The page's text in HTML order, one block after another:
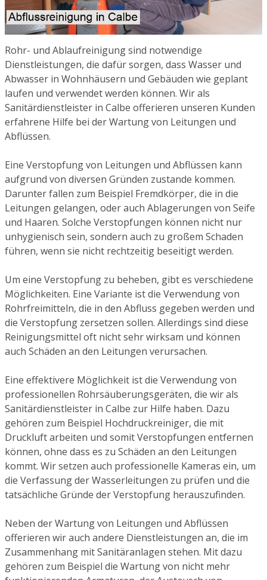
Rohr- und Ablaufreinigung sind notwendige
Dienstleistungen, die dafür sorgen, dass Wasser und
Abwasser in Wohnhäusern und Gebäuden wie geplant
laufen und verwendet werden können. Wir als
Sanitärdienstleister in Calbe offerieren unseren Kunden
erfahrene Hilfe bei der Wartung von Leitungen und
Abflüssen.
Eine Verstopfung von Leitungen und Abflüssen kann
aufgrund von diversen Gründen zustande kommen.
Darunter fallen zum Beispiel Fremdkörper, die in die
Leitungen gelangen, oder auch Ablagerungen von Seife
und Haaren. Solche Verstopfungen können nicht nur
unhygienisch sein, sondern auch zu großem Schaden
führen, wenn sie nicht rechtzeitig beseitigt werden.
Um eine Verstopfung zu beheben, gibt es verschiedene
Möglichkeiten. Eine Variante ist die Verwendung von
Rohrfreimitteln, die in den Abfluss gegeben werden und
die Verstopfung zersetzen sollen. Allerdings sind diese
Reinigungsmittel oft nicht sehr wirksam und können
auch Schäden an den Leitungen verursachen.
Eine effektivere Möglichkeit ist die Verwendung von
professionellen Rohrsäuberungsgeräten, die wir als
Sanitärdienstleister in Calbe zur Hilfe haben. Dazu
gehören zum Beispiel Hochdruckreiniger, die mit
Druckluft arbeiten und somit Verstopfungen entfernen
können, ohne dass es zu Schäden an den Leitungen
kommt. Wir setzen auch professionelle Kameras ein, um
die Verfassung der Wasserleitungen zu prüfen und die
tatsächliche Gründe der Verstopfung herauszufinden.
Neben der Wartung von Leitungen und Abflüssen
offerieren wir auch andere Dienstleistungen an, die im
Zusammenhang mit Sanitäranlagen stehen. Mit dazu
gehören zum Beispiel die Wartung von nicht mehr